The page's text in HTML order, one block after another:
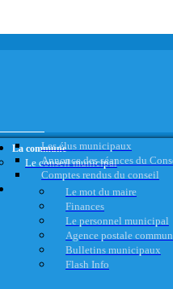
La commune
Le conseil municipal
Les élus municipaux
Annonce des séances du
Comptes rendus du conseil
Le mot du maire
Finances
Le personnel municipal
Agence postale
Bulletins municipaux
Flash Info